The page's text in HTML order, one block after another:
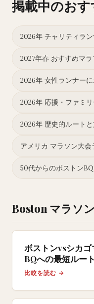
掲載中のお
2026年 チャリティラ
2027年春 おすすめマラ
2026年 女性ランナー
2026年 応援・ファミ
2026年 歴史的ルート
アメリカ マラソン大会
50代からのボストンBQ
Boston マラソ
ボストンvsシカゴ
BQへの最短ルー
比較を読む →